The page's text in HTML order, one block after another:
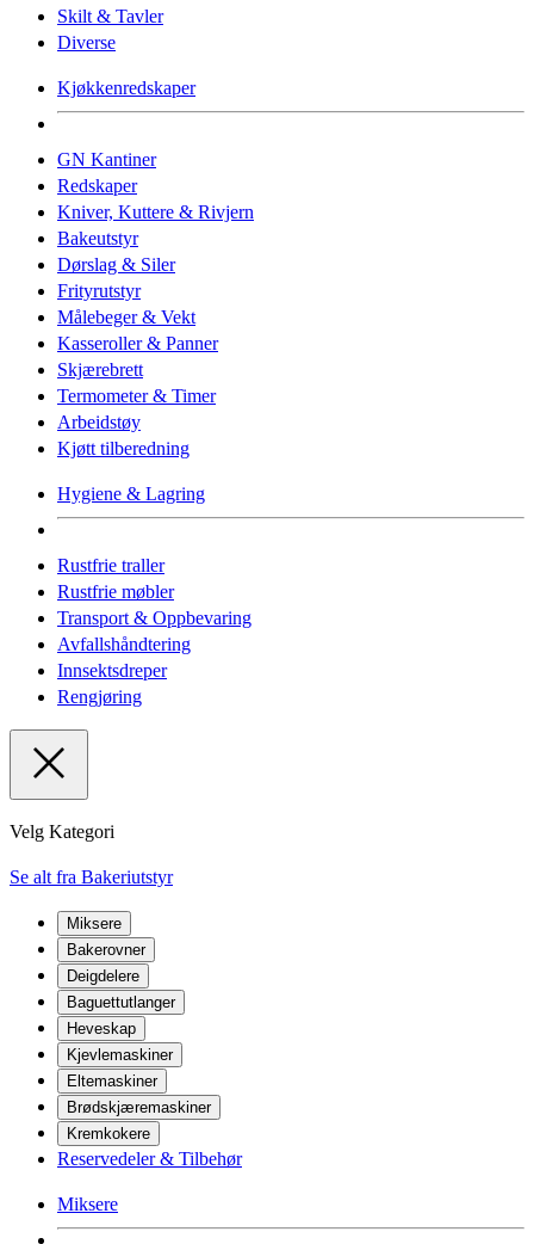
Skilt & Tavler
Diverse
Kjøkkenredskaper
GN Kantiner
Redskaper
Kniver, Kuttere & Rivjern
Bakeutstyr
Dørslag & Siler
Frityrutstyr
Målebeger & Vekt
Kasseroller & Panner
Skjærebrett
Termometer & Timer
Arbeidstøy
Kjøtt tilberedning
Hygiene & Lagring
Rustfrie traller
Rustfrie møbler
Transport & Oppbevaring
Avfallshåndtering
Innsektsdreper
Rengjøring
Velg Kategori
Se alt fra Bakeriutstyr
Miksere
Bakerovner
Deigdelere
Baguettutlanger
Heveskap
Kjevlemaskiner
Eltemaskiner
Brødskjæremaskiner
Kremkokere
Reservedeler & Tilbehør
Miksere